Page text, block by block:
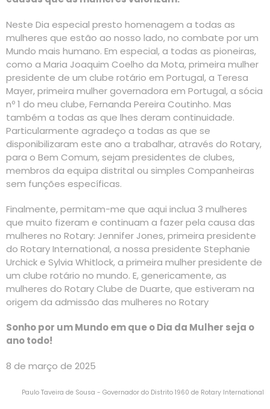
Neste Dia especial presto homenagem a todas as
mulheres que estão ao nosso lado, no combate por um
Mundo mais humano. Em especial, a todas as pioneiras,
como a Maria Joaquim Coelho da Mota, primeira mulher
presidente de um clube rotário em Portugal, a Teresa
Mayer, primeira mulher governadora em Portugal, a sócia
nº 1 do meu clube, Fernanda Pereira Coutinho. Mas
também a todas as que lhes deram continuidade.
Particularmente agradeço a todas as que se
disponibilizaram este ano a trabalhar, através do Rotary,
para o Bem Comum, sejam presidentes de clubes,
membros da equipa distrital ou simples Companheiras
sem funções específicas.
Finalmente, permitam-me que aqui inclua 3 mulheres
que muito fizeram e continuam a fazer pela causa das
mulheres no Rotary: Jennifer Jones, primeira presidente
do Rotary International, a nossa presidente Stephanie
Urchick e Sylvia Whitlock, a primeira mulher presidente de
um clube rotário no mundo. E, genericamente, as
mulheres do Rotary Clube de Duarte, que estiveram na
origem da admissão das mulheres no Rotary
Sonho por um Mundo em que o Dia da Mulher seja o
ano todo!
8 de março de 2025
Paulo Taveira de Sousa - Governador do Distrito 1960 de Rotary International